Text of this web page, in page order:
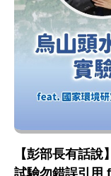
【彭部長有話
試驗勿錯誤引用